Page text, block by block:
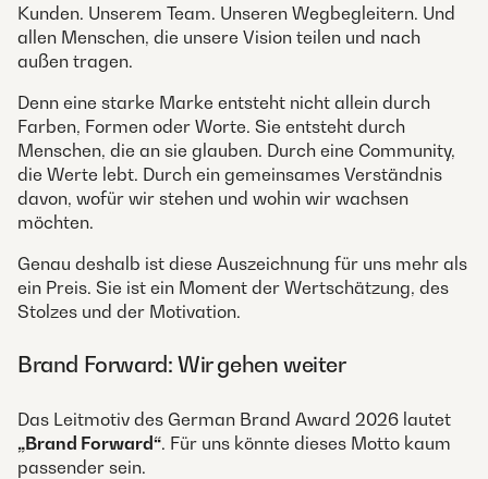
Kunden. Unserem Team. Unseren Wegbegleitern. Und
allen Menschen, die unsere Vision teilen und nach
außen tragen.
Denn eine starke Marke entsteht nicht allein durch
Farben, Formen oder Worte. Sie entsteht durch
Menschen, die an sie glauben. Durch eine Community,
die Werte lebt. Durch ein gemeinsames Verständnis
davon, wofür wir stehen und wohin wir wachsen
möchten.
Genau deshalb ist diese Auszeichnung für uns mehr als
ein Preis. Sie ist ein Moment der Wertschätzung, des
Stolzes und der Motivation.
Brand Forward: Wir gehen weiter
Das Leitmotiv des German Brand Award 2026 lautet
„Brand Forward“. Für uns könnte dieses Motto kaum
passender sein.